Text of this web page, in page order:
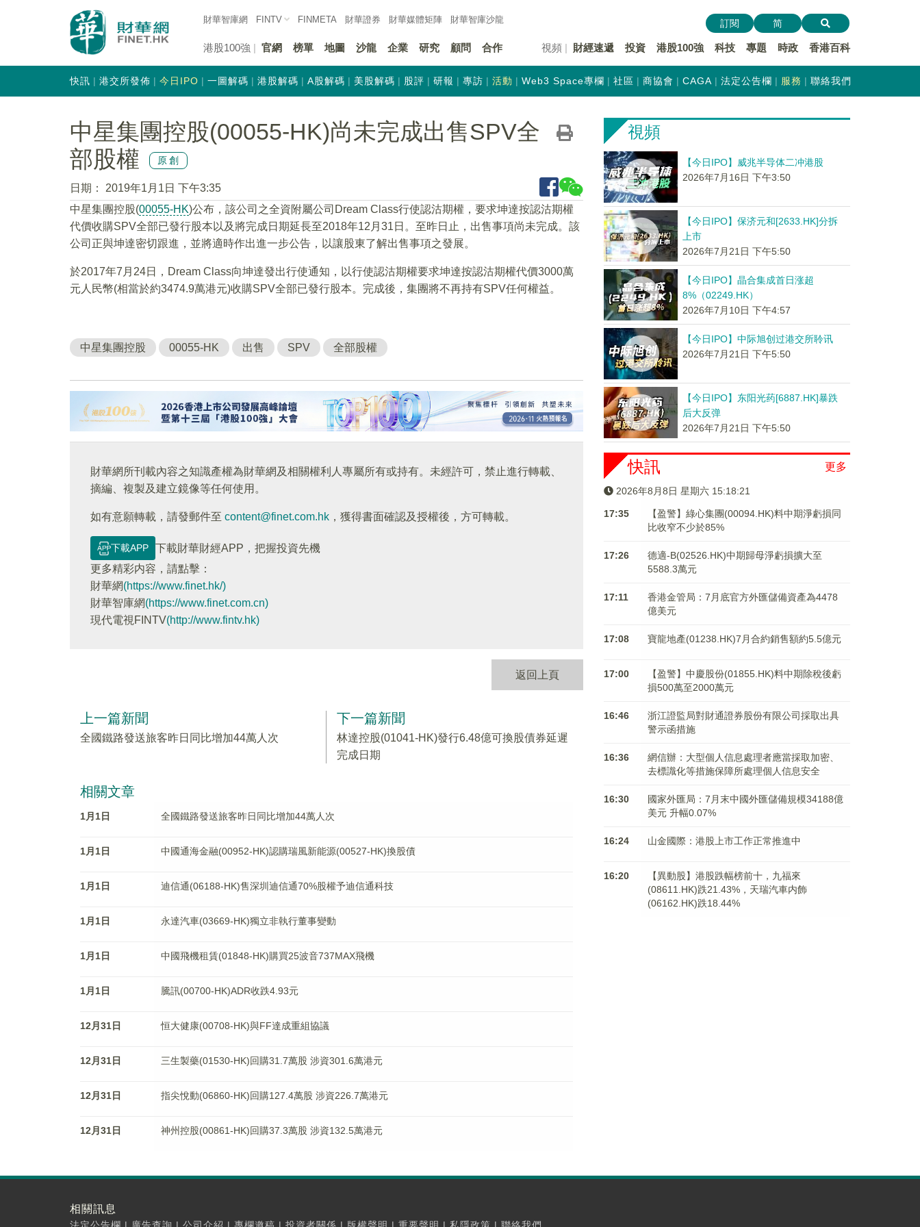
財華智庫網 FINTV FINMETA 財華證券 財華媒體矩陣 財華智庫沙龍
港股100強 官網 榜單 地圖 沙龍 企業 研究 顧問 合作 視頻 財經速遞 投資 港股100強 科技 專題 時政 香港百科
訂閱 简
快訊 港交所發佈 今日IPO 一圖解碼 港股解碼 A股解碼 美股解碼 股評 研報 專訪 活動 Web3 Space專欄 社區 商協會 CAGA 法定公告欄 服務 聯絡我們
中星集團控股(00055-HK)尚未完成出售SPV全
部股權
原創
日期：
2019年1月1日 下午3:35
中星集團控股(00055-HK)公布，該公司之全資附屬公司Dream Class行使認沽期權，要求坤達按認沽期權
代價收購SPV全部已發行股本以及將完成日期延長至2018年12月31日。至昨日止，出售事項尚未完成。該
公司正與坤達密切跟進，並將適時作出進一步公告，以讓股東了解出售事項之發展。
於2017年7月24日，Dream Class向坤達發出行使通知，以行使認沽期權要求坤達按認沽期權代價3000萬
元人民幣(相當於約3474.9萬港元)收購SPV全部已發行股本。完成後，集團將不再持有SPV任何權益。
中星集團控股 00055-HK 出售 SPV 全部股權
財華網所刊載內容之知識產權為財華網及相關權利人專屬所有或持有。未經許可，禁止進行轉載、
摘編、複製及建立鏡像等任何使用。
如有意願轉載，請發郵件至 content@finet.com.hk ，獲得書面確認及授權後，方可轉載。
下載APP
下載財華財經APP，把握投資先機
更多精彩内容，請點擊：
財華網(https://www.finet.hk/)
財華智庫網(https://www.finet.com.cn)
現代電視FINTV(http://www.fintv.hk)
返回上頁
上一篇新聞
全國鐵路發送旅客昨日同比增加44萬人次
下一篇新聞
林達控股(01041-HK)發行6.48億可換股債券延遲
完成日期
相關文章
1月1日 全國鐵路發送旅客昨日同比增加44萬人次
1月1日 中國通海金融(00952-HK)認購瑞風新能源(00527-HK)換股債
1月1日 迪信通(06188-HK)售深圳迪信通70%股權予迪信通科技
1月1日 永達汽車(03669-HK)獨立非執行董事變動
1月1日 中國飛機租賃(01848-HK)購買25波音737MAX飛機
1月1日 騰訊(00700-HK)ADR收跌4.93元
12月31日 恒大健康(00708-HK)與FF達成重組協議
12月31日 三生製藥(01530-HK)回購31.7萬股 涉資301.6萬港元
12月31日 指尖悅動(06860-HK)回購127.4萬股 涉資226.7萬港元
12月31日 神州控股(00861-HK)回購37.3萬股 涉資132.5萬港元
視頻
【今日IPO】威兆半导体二冲港股
2026年7月16日 下午3:50
【今日IPO】保济元和[2633.HK]分拆
上市
2026年7月21日 下午5:50
【今日IPO】晶合集成首日涨超
8%（02249.HK）
2026年7月10日 下午4:57
【今日IPO】中际旭创过港交所聆讯
2026年7月21日 下午5:50
【今日IPO】东阳光药[6887.HK]暴跌
后大反弹
2026年7月21日 下午5:50
更多
快訊
2026年8月8日 星期六 15:18:22
17:35
【盈警】綠心集團(00094.HK)料中期淨虧損同
比收窄不少於85%
17:26
德適-B(02526.HK)中期歸母淨虧損擴大至
5588.3萬元
17:11
香港金管局：7月底官方外匯儲備資產為4478
億美元
17:08 寶龍地產(01238.HK)7月合約銷售額約5.5億元
17:00
【盈警】中慶股份(01855.HK)料中期除稅後虧
損500萬至2000萬元
16:46
浙江證監局對財通證券股份有限公司採取出具
警示函措施
16:36
網信辦：大型個人信息處理者應當採取加密、
去標識化等措施保障所處理個人信息安全
16:30
國家外匯局：7月末中國外匯儲備規模34188億
美元 升幅0.07%
16:24 山金國際：港股上市工作正常推進中
16:20
【異動股】港股跌幅榜前十，九福來
(08611.HK)跌21.43%，天瑞汽車内飾
(06162.HK)跌18.44%
相關訊息